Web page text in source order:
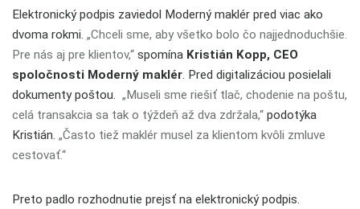
Elektronický podpis zaviedol Moderný maklér pred viac ako
dvoma rokmi. „Chceli sme, aby všetko bolo čo najjednoduchšie.
Pre nás aj pre klientov,“ spomína Kristián Kopp, CEO
spoločnosti Moderný maklér. Pred digitalizáciou posielali
dokumenty poštou. „Museli sme riešiť tlač, chodenie na poštu,
celá transakcia sa tak o týždeň až dva zdržala,“ podotýka
Kristián. „Často tiež maklér musel za klientom kvôli zmluve
cestovať.“
Preto padlo rozhodnutie prejsť na elektronický podpis.